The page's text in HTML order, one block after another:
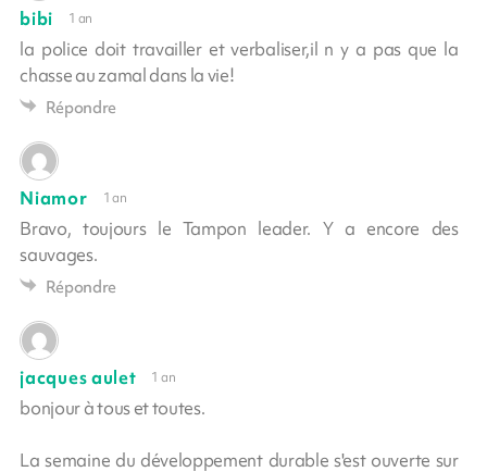
bibi 1 an
la police doit travailler et verbaliser,il n y a pas que la
chasse au zamal dans la vie!
Répondre
Niamor 1 an
Bravo, toujours le Tampon leader. Y a encore des
sauvages.
Répondre
jacques aulet 1 an
bonjour à tous et toutes.
La semaine du développement durable s'est ouverte sur